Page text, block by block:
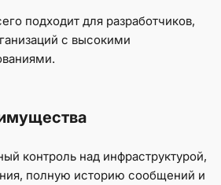
подходит для разработчиков,
с высокими
контроль над инфраструктурой,
полную историю сообщений и